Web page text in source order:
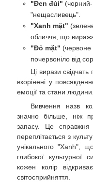
"Đen đủi"
"нещасливець".
"Xanh mặt"
обличчя, що
"Đỏ mặt"
почервоніло від
Ці вирази
вкорінені у
емоції та стани людини.
Вивчення назв
значно більше, ніж
запасу. Це справжня
переплітається з
унікального "Xanh",
глибокої культурної
кожен колір
світосприйняття.